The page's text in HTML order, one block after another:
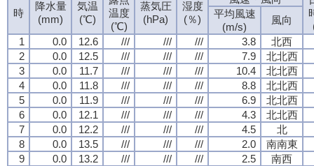
時
降水量
(mm)
気温
(℃)
温度
(℃)
蒸気圧
(hPa)
湿度
(％)
平均風速
(m/s)
風向
1
0.0 12.6 /// /// /// 3.8
北西
2
0.0 12.5 /// /// /// 7.9
北北西
3
0.0 11.7 /// /// /// 10.4
北北西
4
0.0 11.8 /// /// /// 8.8
北北西
5
0.0 11.9 /// /// /// 6.9
北北西
6
0.0 12.1 /// /// /// 4.3
北北西
7
0.0 12.2 /// /// /// 4.5
北
8
0.0 13.5 /// /// /// 2.0
南南東
9
0.0 13.2 /// /// /// 2.5
南西
時
降水量
(mm)
気温
(℃)
温度
(℃)
蒸気圧
(hPa)
湿度
(％)
平均風速
(m/s)
風向
1
0.0 12.6 /// /// /// 3.8
北西
2
0.0 12.5 /// /// /// 7.9
北北西
3
0.0 11.7 /// /// /// 10.4
北北西
4
0.0 11.8 /// /// /// 8.8
北北西
5
0.0 11.9 /// /// /// 6.9
北北西
6
0.0 12.1 /// /// /// 4.3
北北西
7
0.0 12.2 /// /// /// 4.5
北
8
0.0 13.5 /// /// /// 2.0
南南東
9
0.0 13.2 /// /// /// 2.5
南西
時
降水量
(mm)
気温
(℃)
温度
(℃)
蒸気圧
(hPa)
湿度
(％)
平均風速
(m/s)
風向
1
0.0 12.6 /// /// /// 3.8
北西
2
0.0 12.5 /// /// /// 7.9
北北西
3
0.0 11.7 /// /// /// 10.4
北北西
4
0.0 11.8 /// /// /// 8.8
北北西
5
0.0 11.9 /// /// /// 6.9
北北西
6
0.0 12.1 /// /// /// 4.3
北北西
7
0.0 12.2 /// /// /// 4.5
北
8
0.0 13.5 /// /// /// 2.0
南南東
9
0.0 13.2 /// /// /// 2.5
南西
時
降水量
(mm)
気温
(℃)
温度
(℃)
蒸気圧
(hPa)
湿度
(％)
平均風速
(m/s)
風向
1
0.0 12.6 /// /// /// 3.8
北西
2
0.0 12.5 /// /// /// 7.9
北北西
3
0.0 11.7 /// /// /// 10.4
北北西
4
0.0 11.8 /// /// /// 8.8
北北西
5
0.0 11.9 /// /// /// 6.9
北北西
6
0.0 12.1 /// /// /// 4.3
北北西
7
0.0 12.2 /// /// /// 4.5
北
8
0.0 13.5 /// /// /// 2.0
南南東
9
0.0 13.2 /// /// /// 2.5
南西